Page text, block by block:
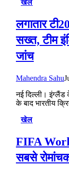
खेल
लगातार
सख्त, टीम
जांच
Mahendra Sahu
नई दिल्ली। इंग्लैंड
के बाद भारतीय
खेल
FIFA
सबसे